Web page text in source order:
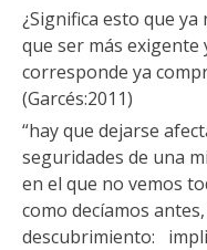
¿Significa esto que
que ser más exigente
corresponde ya
(Garcés:2011)
“hay que dejarse
seguridades de una
en el que no vemos
como decíamos
descubrimiento: